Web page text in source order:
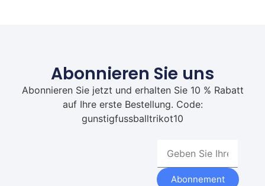
Abonnieren Sie uns
Abonnieren Sie jetzt und erhalten Sie 10 % Rabatt
auf Ihre erste Bestellung. Code:
gunstigfussballtrikot10
Abonnement